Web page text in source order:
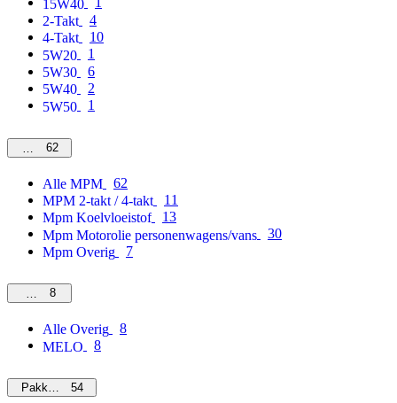
15W40
2-Takt
4
4-Takt
10
5W20
1
5W30
6
5W40
2
5W50
1
MPM62
Alle MPM
62
MPM 2-takt / 4-takt
11
Mpm Koelvloeistof
13
Mpm Motorolie personenwagens/vans
30
Mpm Overig
7
Overig
8
Alle Overig
8
MELO
8
Pakketten54